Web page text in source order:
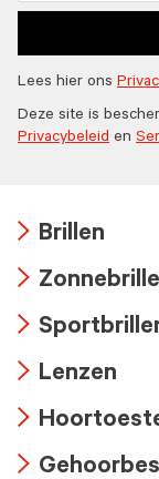
Lees hier ons
Deze site is
Privacybeleid en
icon
Brillen
icon
icon
icon
Lenzen
icon